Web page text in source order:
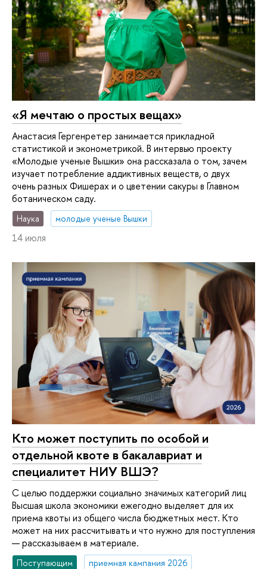
«Я мечтаю о простых вещах»
Анастасия Гергенретер занимается прикладной
статистикой и эконометрикой. В интервью проекту
«Молодые ученые Вышки» она рассказала о том, зачем
изучает потребление аддиктивных веществ, о двух
очень разных Фишерах и о цветении сакуры в Главном
ботаническом саду.
Наука молодые ученые Вышки
14 июля
Кто может поступить по особой и
отдельной квоте в бакалавриат и
специалитет НИУ ВШЭ?
С целью поддержки социально значимых категорий лиц
Высшая школа экономики ежегодно выделяет для их
приема квоты из общего числа бюджетных мест. Кто
может на них рассчитывать и что нужно для поступления
— рассказываем в материале.
Поступающим приемная кампания 2026